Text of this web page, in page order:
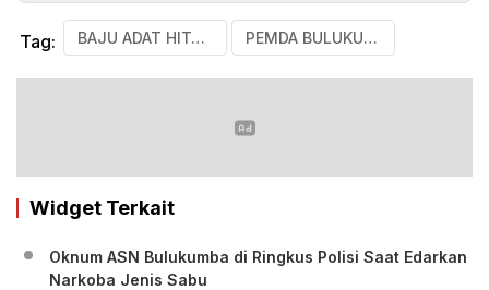
Tag: BAJU ADAT HITAM PEMDA BULUKUMBA. HARDIKNAS
Widget Terkait
Oknum ASN Bulukumba di Ringkus Polisi Saat Edarkan
Narkoba Jenis Sabu